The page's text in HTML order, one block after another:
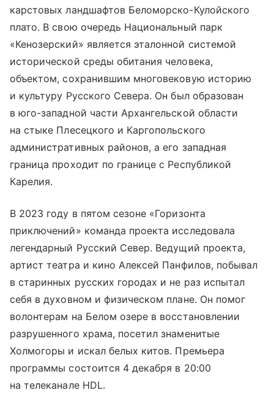
карстовых ландшафтов Беломорско-Кулойского
плато. В свою очередь Национальный парк
«Кенозерский» является эталонной системой
исторической среды обитания человека,
объектом, сохранившим многовековую историю
и культуру Русского Севера. Он был образован
в юго-западной части Архангельской области
на стыке Плесецкого и Каргопольского
административных районов, а его западная
граница проходит по границе с Республикой
Карелия.
В 2023 году в пятом сезоне «Горизонта
приключений» команда проекта исследовала
легендарный Русский Север. Ведущий проекта,
артист театра и кино Алексей Панфилов, побывал
в старинных русских городах и не раз испытал
себя в духовном и физическом плане. Он помог
волонтерам на Белом озере в восстановлении
разрушенного храма, посетил знаменитые
Холмогоры и искал белых китов. Премьера
программы состоится 4 декабря в 20:00
на телеканале HDL.